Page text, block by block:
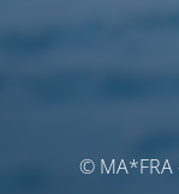
© MA*FRA